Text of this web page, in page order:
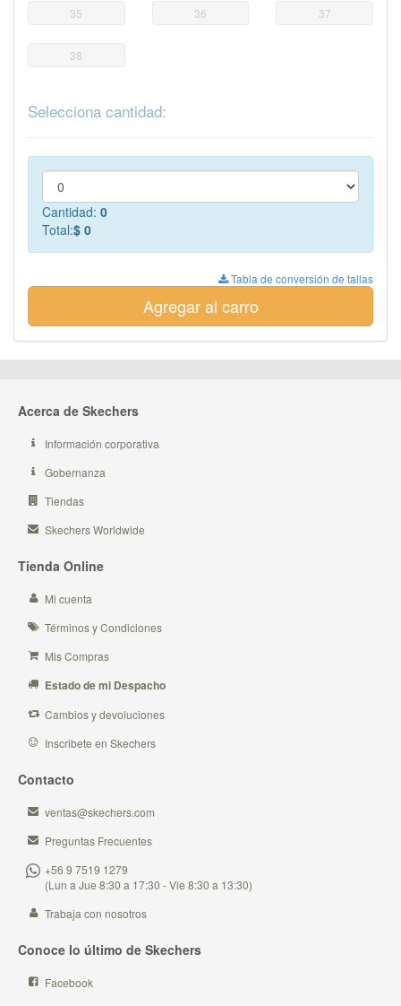
35 36 37
38
Selecciona cantidad:
Cantidad: 0
Total:$ 0
Tabla de conversión de tallas
Agregar al carro
Acerca de Skechers
Información corporativa
Gobernanza
Tiendas
Skechers Worldwide
Tienda Online
Mi cuenta
Términos y Condiciones
Mis Compras
Estado de mi Despacho
Cambios y devoluciones
Inscribete en Skechers
Contacto
ventas@skechers.com
Preguntas Frecuentes
+56 9 7519 1279
(Lun a Jue 8:30 a 17:30 - Vie 8:30 a 13:30)
Trabaja con nosotros
Conoce lo último de Skechers
Facebook